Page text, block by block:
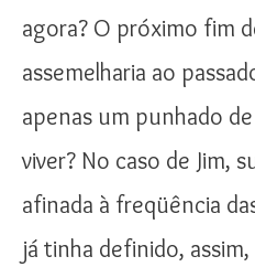
agora? O próximo fim
assemelharia ao
apenas um punhado
viver? No caso de Jim,
afinada à freqüência
já tinha definido,